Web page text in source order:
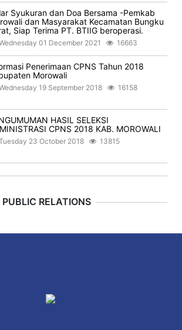
Syukuran dan Doa Bersama -Pemkab
dan Masyarakat Kecamatan Bungku
Siap Terima PT. BTIIG beroperasi.
01 December 2021 16663
Penerimaan CPNS Tahun 2018
Morowali
19 September 2018 16158
HASIL SELEKSI
CPNS 2018 KAB. MOROWALI
23 October 2018 13815
RELATIONS